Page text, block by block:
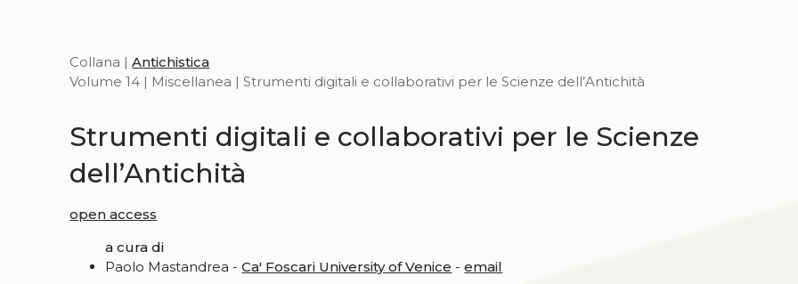
Collana |Antichistica
Volume 14 | Miscellanea | Strumenti digitali e collaborativi per le Scienze dell’Antichità
Strumenti digitali e collaborativi per le Scienze
dell’Antichità
open access
a cura di
Paolo Mastandrea -Ca' Foscari University of Venice -email